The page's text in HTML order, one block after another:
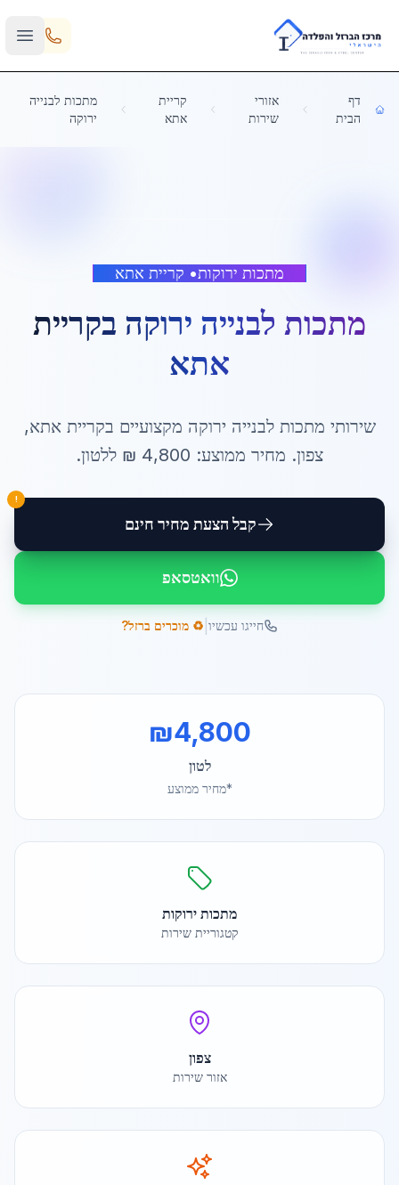
Skip to main content
דף
הבית
אזורי
שירות
קריית
אתא
מתכות לבנייה
ירוקה
מתכות ירוקות• קריית אתא
מתכות לבנייה ירוקה בקריית
אתא
שירותי מתכות לבנייה ירוקה מקצועיים בקריית אתא,
צפון. מחיר ממוצע: 4,800 ₪ ללטון.
קבל הצעת מחיר חינם
!
וואטסאפ
חייגו עכשיו ♻️ מוכרים ברזל?
₪4,800
לטון
*מחיר ממוצע
מתכות ירוקות
קטגוריית שירות
צפון
אזור שירות